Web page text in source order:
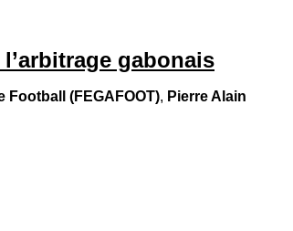
gabonais
Football (FEGAFOOT), Pierre Alain